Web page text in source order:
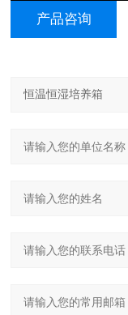
产品咨询